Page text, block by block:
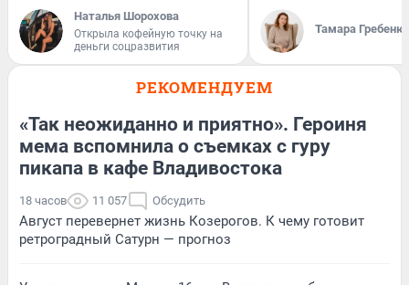
Наталья Шорохова
Открыла кофейную точку на
деньги соцразвития
Тамара
РЕКОМЕНДУЕМ
«Так неожиданно и приятно». Героиня
мема вспомнила о съемках с гуру
пикапа в кафе Владивостока
18 часов 11 057 Обсудить
Август перевернет жизнь Козерогов. К чему готовит
ретроградный Сатурн — прогноз